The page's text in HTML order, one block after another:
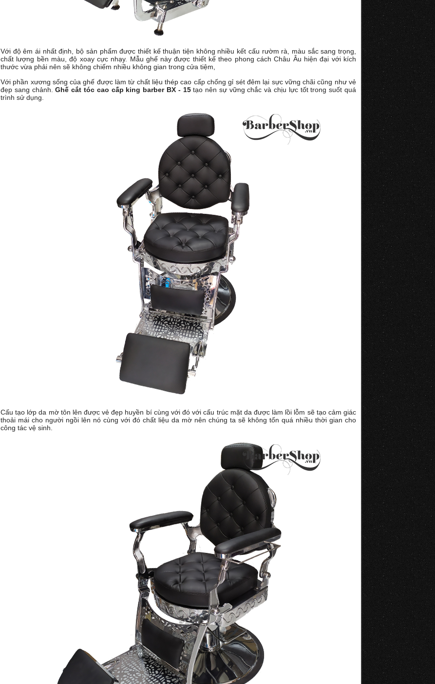
Với độ êm ái nhất định, bộ sản phẩm được thiết kế thuận tiện không nhiều kết cấu rườm rà, màu sắc sang trọng,
chất lượng bền màu, độ xoay cực nhạy. Mẫu ghế này được thiết kế theo phong cách Châu Âu hiện đại với kích
thước vừa phải nên sẽ không chiếm nhiều không gian trong cửa tiệm,
Với phần xương sống của ghế được làm từ chất liệu thép cao cấp chống gỉ sét đêm lại sực vững chãi cũng như vẻ
đẹp sang chảnh.Ghế cắt tóc cao cấp king barber BX - 15tạo nên sự vững chắc và chịu lực tốt trong suốt quá
trình sử dụng.
Cấu tạo lớp da mờ tôn lên được vẻ đẹp huyền bí cùng với đó với cấu trúc mặt da được làm lồi lỗm sẽ tạo cảm giác
thoải mái cho người ngồi lên nó cùng với đó chất liệu da mờ nên chúng ta sẽ không tốn quá nhiều thời gian cho
công tác vệ sinh.